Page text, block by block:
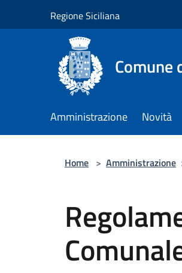
Regione Siciliana
Comune
Amministrazione Novità
Home > Amministrazione